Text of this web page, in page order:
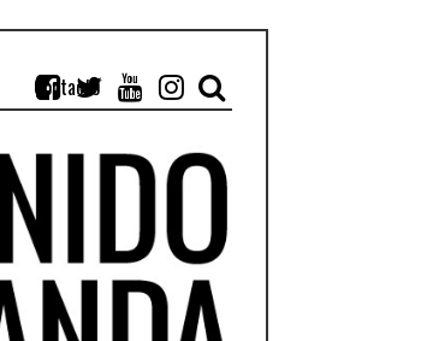
Contacto